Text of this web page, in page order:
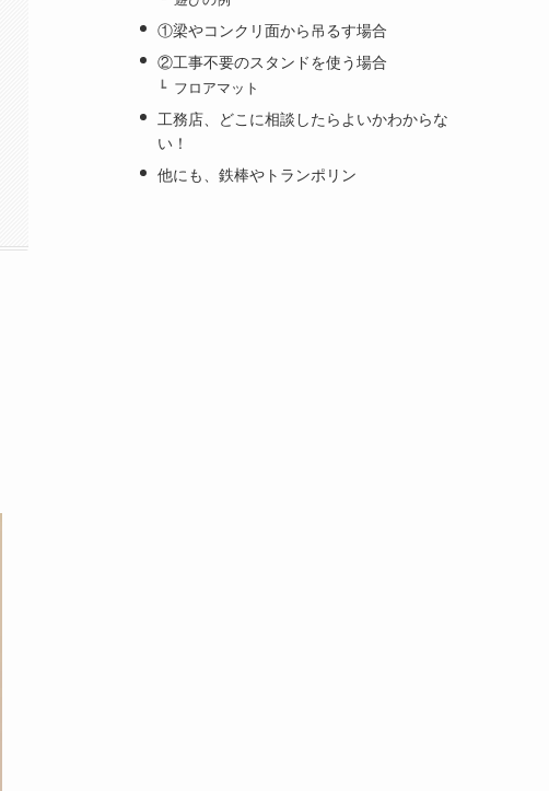
①梁やコンクリ面から吊るす場合
②工事不要のスタンドを使う場合
フロアマット
工務店、どこに相談したらよいかわからな
い！
他にも、鉄棒やトランポリン